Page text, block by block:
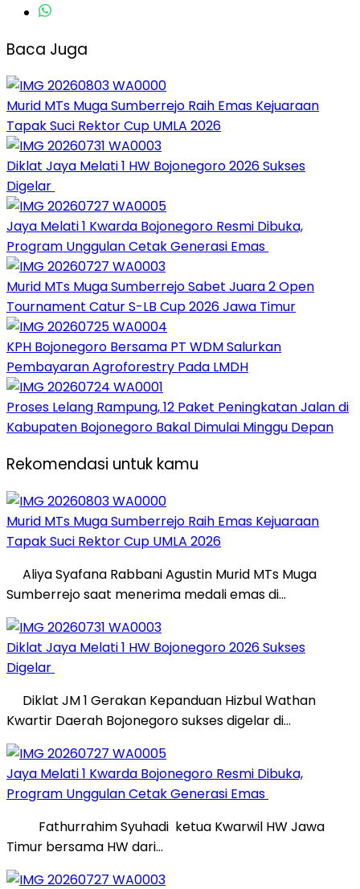
Baca Juga
Murid MTs Muga Sumberrejo Raih Emas Kejuaraan
Tapak Suci Rektor Cup UMLA 2026
Diklat Jaya Melati 1 HW Bojonegoro 2026 Sukses
Digelar
Jaya Melati 1 Kwarda Bojonegoro Resmi Dibuka,
Program Unggulan Cetak Generasi Emas
Murid MTs Muga Sumberrejo Sabet Juara 2 Open
Tournament Catur S-LB Cup 2026 Jawa Timur
KPH Bojonegoro Bersama PT WDM Salurkan
Pembayaran Agroforestry Pada LMDH
Proses Lelang Rampung, 12 Paket Peningkatan Jalan di
Kabupaten Bojonegoro Bakal Dimulai Minggu Depan
Rekomendasi untuk kamu
Murid MTs Muga Sumberrejo Raih Emas Kejuaraan
Tapak Suci Rektor Cup UMLA 2026
Aliya Syafana Rabbani Agustin Murid MTs Muga
Sumberrejo saat menerima medali emas di…
Diklat Jaya Melati 1 HW Bojonegoro 2026 Sukses
Digelar
Diklat JM 1 Gerakan Kepanduan Hizbul Wathan
Kwartir Daerah Bojonegoro sukses digelar di…
Jaya Melati 1 Kwarda Bojonegoro Resmi Dibuka,
Program Unggulan Cetak Generasi Emas
Fathurrahim Syuhadi ketua Kwarwil HW Jawa
Timur bersama HW dari…